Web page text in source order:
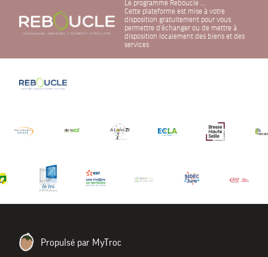
Le programme Reboucle ...
Cette plateforme est mise à votre
disposition gratuitement pour vous
permettre d'échanger ou de mettre à
disposition localement des biens et des
services
Propulsé par MyTroc